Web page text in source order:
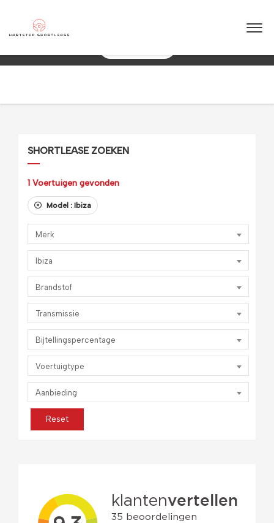
10+ jaar ervaring in shortlease – Betrouwbaar & flexibel!
SHORTLEASE ZOEKEN
1 Voertuigen gevonden
Model : Ibiza
Merk
Ibiza
Brandstof
Transmissie
Bijtellingspercentage
Voertuigtype
Aanbieding
Reset